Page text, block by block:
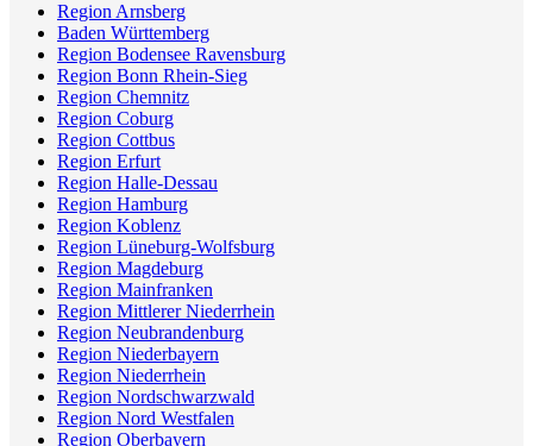
Region Arnsberg
Baden Württemberg
Region Bodensee Ravensburg
Region Bonn Rhein-Sieg
Region Chemnitz
Region Coburg
Region Cottbus
Region Erfurt
Region Halle-Dessau
Region Hamburg
Region Koblenz
Region Lüneburg-Wolfsburg
Region Magdeburg
Region Mainfranken
Region Mittlerer Niederrhein
Region Neubrandenburg
Region Niederbayern
Region Niederrhein
Region Nordschwarzwald
Region Nord Westfalen
Region Oberbayern